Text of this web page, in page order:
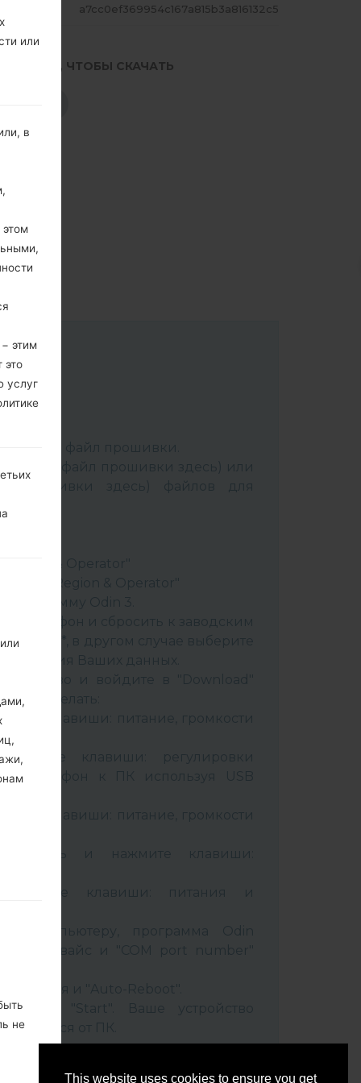
This website uses cookies to ensure you get
a7cc0ef369954c167a815b3a816132c5
ЧТОБЫ СКАЧАТЬ
телефон и сбросить к заводским
_ ***, в другом случае выберите
и войдите в "Download"
это сделать:
клавиши: питание, громкости
клавиши: регулировки
телефон к ПК используя USB
клавиши: питание, громкости
кабель и нажмите клавиши:
Ваш девайс и "COM port number"
время и "Auto-Reboot".
"Start". Ваше устройство
от ПК.
или
в
этом
этим
это
услуг
не
не